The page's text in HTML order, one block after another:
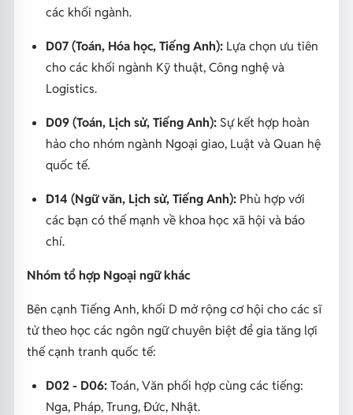
các khối ngành.
D07 (Toán, Hóa học, Tiếng Anh):Lựa chọn ưu tiên
cho các khối ngành Kỹ thuật, Công nghệ và
Logistics.
D09 (Toán, Lịch sử, Tiếng Anh):Sự kết hợp hoàn
hảo cho nhóm ngành Ngoại giao, Luật và Quan hệ
quốc tế.
D14 (Ngữ văn, Lịch sử, Tiếng Anh):Phù hợp với
các bạn có thế mạnh về khoa học xã hội và báo
chí.
Nhóm tổ hợp Ngoại ngữ khác
Bên cạnh Tiếng Anh, khối D mở rộng cơ hội cho các sĩ
tử theo học các ngôn ngữ chuyên biệt để gia tăng lợi
thế cạnh tranh quốc tế:
D02 - D06:Toán, Văn phối hợp cùng các tiếng:
Nga, Pháp, Trung, Đức, Nhật.